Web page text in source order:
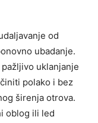
od
ubadanje.
uklanjanje
polako i bez
širenja otrova.
oblog ili led